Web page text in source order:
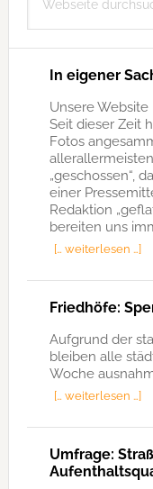
durchsuchen
In eigener
Unsere Website
Seit dieser Zeit
Fotos
„geschossen“,
einer
Redaktion
bereiten uns
[… weiterlesen …]
Friedhöfe:
Aufgrund der
bleiben alle
Woche
[… weiterlesen …]
Umfrage: